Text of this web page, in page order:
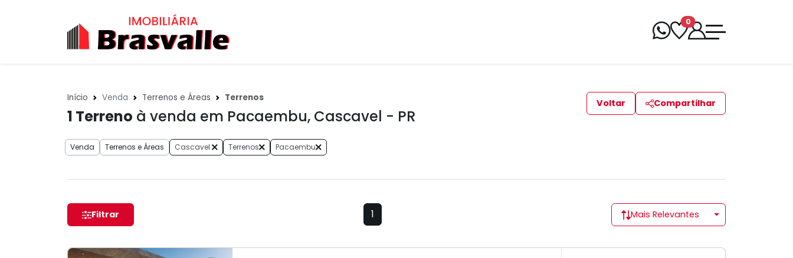
0
Início Venda Terrenos e Áreas Terrenos
1 Terreno à venda em Pacaembu, Cascavel - PR
Voltar Compartilhar
Venda Terrenos e Áreas Cascavel Terrenos Pacaembu
Filtrar 1 Mais Relevantes